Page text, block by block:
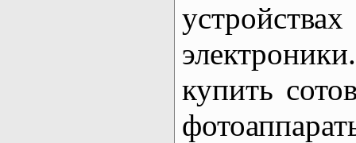
купить